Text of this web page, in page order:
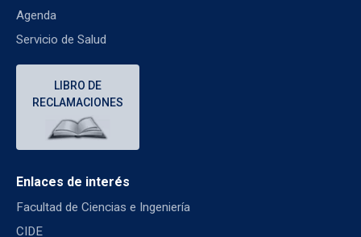
Agenda
Servicio de Salud
LIBRO DE
RECLAMACIONES
Enlaces de interés
Facultad de Ciencias e Ingeniería
CIDE